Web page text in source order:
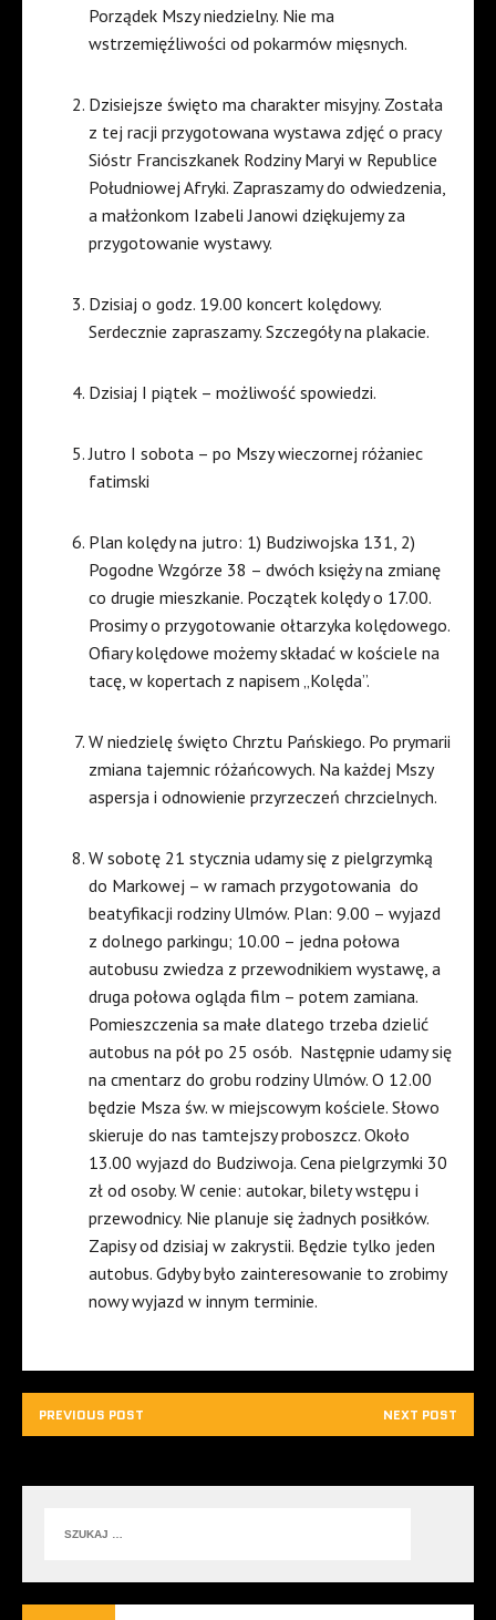
Porządek Mszy niedzielny. Nie ma
wstrzemięźliwości od pokarmów mięsnych.
Dzisiejsze święto ma charakter misyjny. Została
z tej racji przygotowana wystawa zdjęć o pracy
Sióstr Franciszkanek Rodziny Maryi w Republice
Południowej Afryki. Zapraszamy do odwiedzenia,
a małżonkom Izabeli Janowi dziękujemy za
przygotowanie wystawy.
Dzisiaj o godz. 19.00 koncert kolędowy.
Serdecznie zapraszamy. Szczegóły na plakacie.
Dzisiaj I piątek – możliwość spowiedzi.
Jutro I sobota – po Mszy wieczornej różaniec
fatimski
Plan kolędy na jutro: 1) Budziwojska 131, 2)
Pogodne Wzgórze 38 – dwóch księży na zmianę
co drugie mieszkanie. Początek kolędy o 17.00.
Prosimy o przygotowanie ołtarzyka kolędowego.
Ofiary kolędowe możemy składać w kościele na
tacę, w kopertach z napisem „Kolęda”.
W niedzielę święto Chrztu Pańskiego. Po prymarii
zmiana tajemnic różańcowych. Na każdej Mszy
aspersja i odnowienie przyrzeczeń chrzcielnych.
W sobotę 21 stycznia udamy się z pielgrzymką
do Markowej – w ramach przygotowania do
beatyfikacji rodziny Ulmów. Plan: 9.00 – wyjazd
z dolnego parkingu; 10.00 – jedna połowa
autobusu zwiedza z przewodnikiem wystawę, a
druga połowa ogląda film – potem zamiana.
Pomieszczenia sa małe dlatego trzeba dzielić
autobus na pół po 25 osób. Następnie udamy się
na cmentarz do grobu rodziny Ulmów. O 12.00
będzie Msza św. w miejscowym kościele. Słowo
skieruje do nas tamtejszy proboszcz. Około
13.00 wyjazd do Budziwoja. Cena pielgrzymki 30
zł od osoby. W cenie: autokar, bilety wstępu i
przewodnicy. Nie planuje się żadnych posiłków.
Zapisy od dzisiaj w zakrystii. Będzie tylko jeden
autobus. Gdyby było zainteresowanie to zrobimy
nowy wyjazd w innym terminie.
PREVIOUS POST NEXT POST